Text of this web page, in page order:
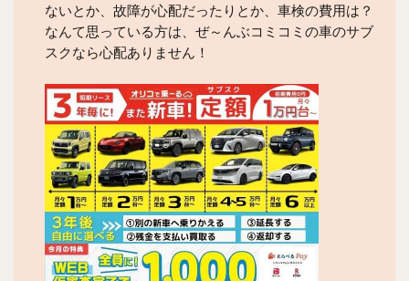
ないとか、故障が心配だったりとか、車検の費用は？
なんて思っている方は、ぜ～んぶコミコミの車のサブ
スクなら心配ありません！